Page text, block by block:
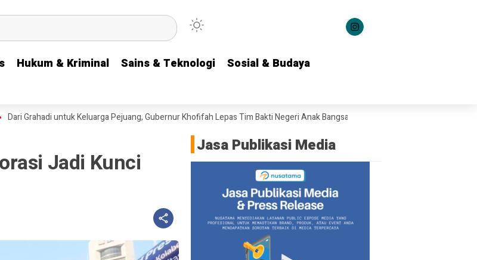
Hukum & Kriminal Sains & Teknologi
Sosial & Budaya
Hukum & Kriminal Sains & Teknologi
Sosial & Budaya
untuk Keluarga Pejuang, Gubernur Khofifah Lepas Tim Bakti Negeri Anak Bangsa Salurkan Bantuan ke 22 Daerah
Jadi Kunci
Jasa Publikasi Media